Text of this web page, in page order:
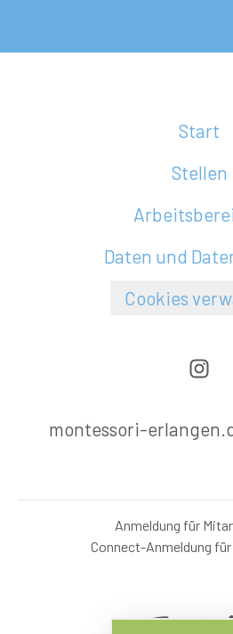
Start
Stellen
Daten und
Cookies
montessori-
Anmeldung für
Connect-Anmeldung